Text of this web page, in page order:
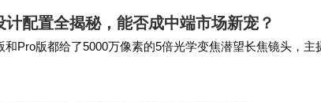
配置全揭秘，能否成中端市场新宠？
Pro版都给了5000万像素的5倍光学变焦潜望长焦镜头，主
量和暗光表现会更进一步，这样的镜头堆料…